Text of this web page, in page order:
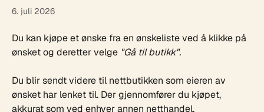
6. juli 2026
Du kan kjøpe et ønske fra en ønskeliste ved å klikke på
ønsket og deretter velge "Gå til butikk".
Du blir sendt videre til nettbutikken som eieren av
ønsket har lenket til. Der gjennomfører du kjøpet,
akkurat som ved enhver annen netthandel.